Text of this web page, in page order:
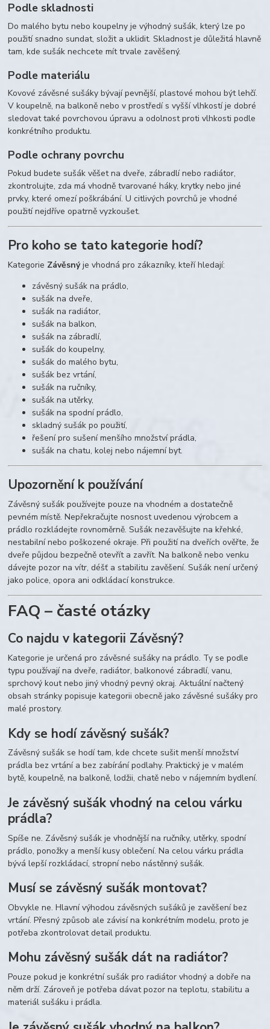
Podle skladnosti
Do malého bytu nebo koupelny je výhodný sušák, který lze po
použití snadno sundat, složit a uklidit. Skladnost je důležitá hlavně
tam, kde sušák nechcete mít trvale zavěšený.
Podle materiálu
Kovové závěsné sušáky bývají pevnější, plastové mohou být lehčí.
V koupelně, na balkoně nebo v prostředí s vyšší vlhkostí je dobré
sledovat také povrchovou úpravu a odolnost proti vlhkosti podle
konkrétního produktu.
Podle ochrany povrchu
Pokud budete sušák věšet na dveře, zábradlí nebo radiátor,
zkontrolujte, zda má vhodně tvarované háky, krytky nebo jiné
prvky, které omezí poškrábání. U citlivých povrchů je vhodné
použití nejdříve opatrně vyzkoušet.
Pro koho se tato kategorie hodí?
Kategorie Závěsnýje vhodná pro zákazníky, kteří hledají:
závěsný sušák na prádlo,
sušák na dveře,
sušák na radiátor,
sušák na balkon,
sušák na zábradlí,
sušák do koupelny,
sušák do malého bytu,
sušák bez vrtání,
sušák na ručníky,
sušák na utěrky,
sušák na spodní prádlo,
skladný sušák po použití,
řešení pro sušení menšího množství prádla,
sušák na chatu, kolej nebo nájemní byt.
Upozornění k používání
Závěsný sušák používejte pouze na vhodném a dostatečně
pevném místě. Nepřekračujte nosnost uvedenou výrobcem a
prádlo rozkládejte rovnoměrně. Sušák nezavěšujte na křehké,
nestabilní nebo poškozené okraje. Při použití na dveřích ověřte, že
dveře půjdou bezpečně otevřít a zavřít. Na balkoně nebo venku
dávejte pozor na vítr, déšť a stabilitu zavěšení. Sušák není určený
jako police, opora ani odkládací konstrukce.
FAQ – časté otázky
Co najdu v kategorii Závěsný?
Kategorie je určená pro závěsné sušáky na prádlo. Ty se podle
typu používají na dveře, radiátor, balkonové zábradlí, vanu,
sprchový kout nebo jiný vhodný pevný okraj. Aktuální načtený
obsah stránky popisuje kategorii obecně jako závěsné sušáky pro
malé prostory.
Kdy se hodí závěsný sušák?
Závěsný sušák se hodí tam, kde chcete sušit menší množství
prádla bez vrtání a bez zabírání podlahy. Praktický je v malém
bytě, koupelně, na balkoně, lodžii, chatě nebo v nájemním bydlení.
Je závěsný sušák vhodný na celou várku
prádla?
Spíše ne. Závěsný sušák je vhodnější na ručníky, utěrky, spodní
prádlo, ponožky a menší kusy oblečení. Na celou várku prádla
bývá lepší rozkládací, stropní nebo nástěnný sušák.
Musí se závěsný sušák montovat?
Obvykle ne. Hlavní výhodou závěsných sušáků je zavěšení bez
vrtání. Přesný způsob ale závisí na konkrétním modelu, proto je
potřeba zkontrolovat detail produktu.
Mohu závěsný sušák dát na radiátor?
Pouze pokud je konkrétní sušák pro radiátor vhodný a dobře na
něm drží. Zároveň je potřeba dávat pozor na teplotu, stabilitu a
materiál sušáku i prádla.